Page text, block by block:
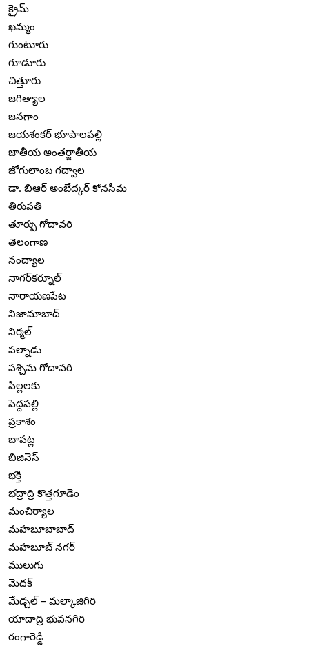
క్రైమ్
ఖమ్మం
గుంటూరు
గూడూరు
చిత్తూరు
జగిత్యాల
జనగాం
జయశంకర్ భూపాలపల్లి
జాతీయ అంతర్జాతీయ
జోగులాంబ గద్వాల
డా. బిఆర్ అంబేద్కర్ కోనసీమ
తిరుపతి
తూర్పు గోదావరి
తెలంగాణ
నంద్యాల
నాగర్‌కర్నూల్
నారాయణపేట
నిజామాబాద్
నిర్మల్
పల్నాడు
పశ్చిమ గోదావరి
పిల్లలకు
పెద్దపల్లి
ప్రకాశం
బాపట్ల
బిజినెస్
భక్తి
భద్రాద్రి కొత్తగూడెం
మంచిర్యాల
మహబూబాబాద్
మహబూబ్ నగర్
ములుగు
మెదక్
మేడ్చల్ – మల్కాజిగిరి
యాదాద్రి భువనగిరి
రంగారెడ్డి